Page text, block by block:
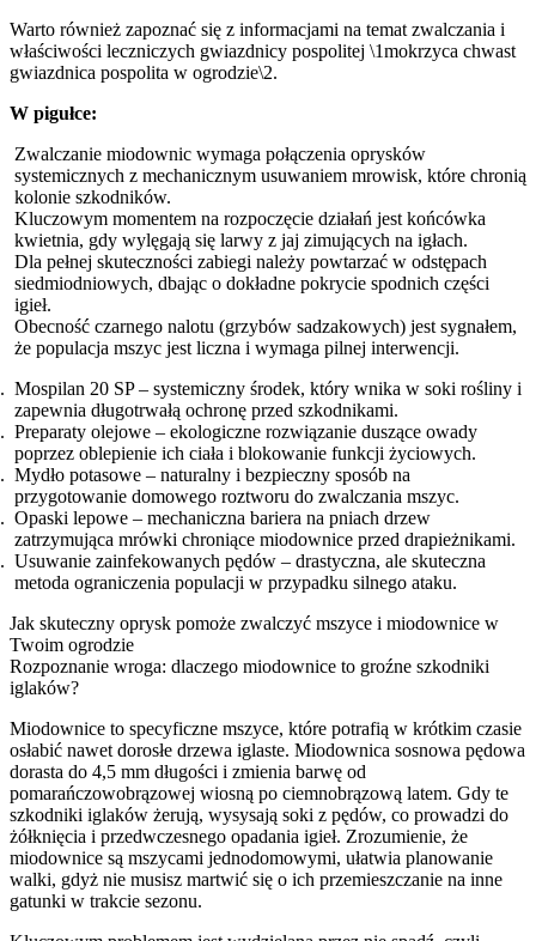
Warto również zapoznać się z informacjami na temat zwalczania i
właściwości leczniczych gwiazdnicy pospolitej \1mokrzyca chwast
gwiazdnica pospolita w ogrodzie\2.
W pigułce:
Zwalczanie miodownic wymaga połączenia oprysków
systemicznych z mechanicznym usuwaniem mrowisk, które chronią
kolonie szkodników.
Kluczowym momentem na rozpoczęcie działań jest końcówka
kwietnia, gdy wylęgają się larwy z jaj zimujących na igłach.
Dla pełnej skuteczności zabiegi należy powtarzać w odstępach
siedmiodniowych, dbając o dokładne pokrycie spodnich części
igieł.
Obecność czarnego nalotu (grzybów sadzakowych) jest sygnałem,
że populacja mszyc jest liczna i wymaga pilnej interwencji.
Mospilan 20 SP – systemiczny środek, który wnika w soki rośliny i
zapewnia długotrwałą ochronę przed szkodnikami.
Preparaty olejowe – ekologiczne rozwiązanie duszące owady
poprzez oblepienie ich ciała i blokowanie funkcji życiowych.
Mydło potasowe – naturalny i bezpieczny sposób na
przygotowanie domowego roztworu do zwalczania mszyc.
Opaski lepowe – mechaniczna bariera na pniach drzew
zatrzymująca mrówki chroniące miodownice przed drapieżnikami.
Usuwanie zainfekowanych pędów – drastyczna, ale skuteczna
metoda ograniczenia populacji w przypadku silnego ataku.
Jak skuteczny oprysk pomoże zwalczyć mszyce i miodownice w
Twoim ogrodzie
Rozpoznanie wroga: dlaczego miodownice to groźne szkodniki
iglaków?
Miodownice to specyficzne mszyce, które potrafią w krótkim czasie
osłabić nawet dorosłe drzewa iglaste. Miodownica sosnowa pędowa
dorasta do 4,5 mm długości i zmienia barwę od
pomarańczowobrązowej wiosną po ciemnobrązową latem. Gdy te
szkodniki iglaków żerują, wysysają soki z pędów, co prowadzi do
żółknięcia i przedwczesnego opadania igieł. Zrozumienie, że
miodownice są mszycami jednodomowymi, ułatwia planowanie
walki, gdyż nie musisz martwić się o ich przemieszczanie na inne
gatunki w trakcie sezonu.